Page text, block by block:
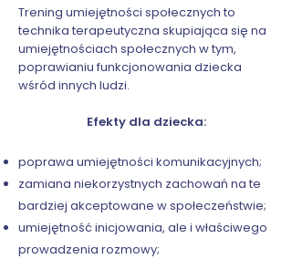
Trening umiejętności społecznych to
technika terapeutyczna skupiająca się na
umiejętnościach społecznych w tym,
poprawianiu funkcjonowania dziecka
wśród innych ludzi.
Efekty dla dziecka:
poprawa umiejętności komunikacyjnych;
zamiana niekorzystnych zachowań na te
bardziej akceptowane w społeczeństwie;
umiejętność inicjowania, ale i właściwego
prowadzenia rozmowy;